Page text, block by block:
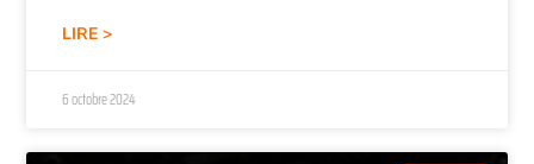
LIRE >
6 octobre 2024